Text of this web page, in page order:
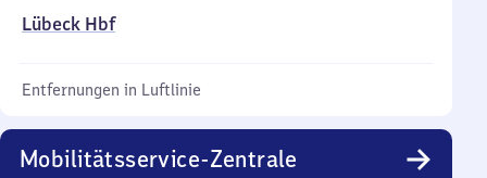
Lübeck Hbf
Entfernungen in Luftlinie
Mobilitätsservice-Zentrale